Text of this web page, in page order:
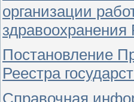
организации
здравоохранения
Постановление
Реестра
Справочная